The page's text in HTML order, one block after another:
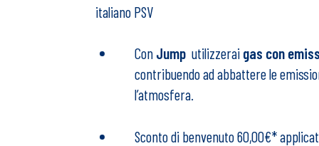
italiano PSV
Con Jump utilizzerai gas con
contribuendo ad abbattere le
l’atmosfera.
Sconto di benvenuto 60,00€*